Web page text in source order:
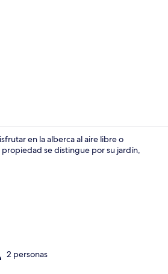
en la alberca al aire libre o
propiedad se distingue por su jardín,
2 personas